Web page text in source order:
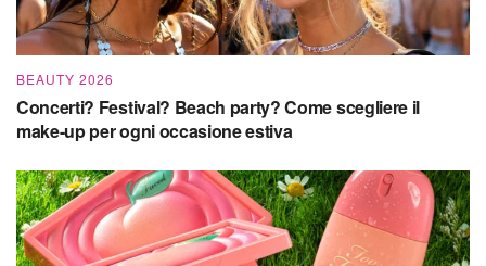
BEAUTY 2026
Concerti? Festival? Beach party? Come scegliere il
make-up per ogni occasione estiva